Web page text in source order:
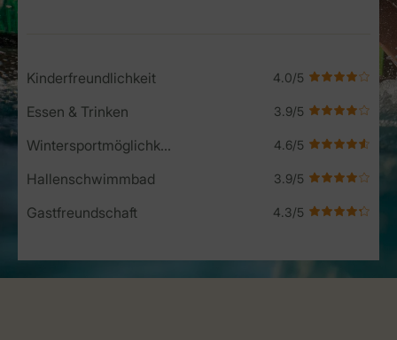
Kinderfreundlichkeit
Essen & Trinken
Wintersportmöglichkeiten
Hallenschwimmbad
Gastfreundschaft